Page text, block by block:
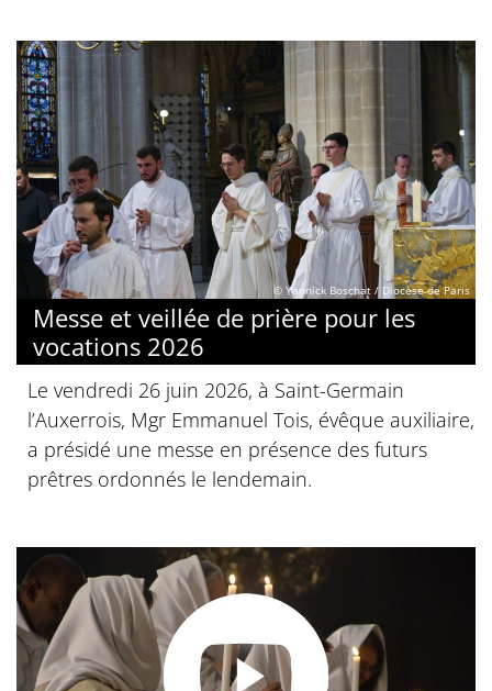
© Yannick Boschat / Diocèse de Paris
Messe et veillée de prière pour les
vocations 2026
Le vendredi 26 juin 2026, à Saint-Germain
l’Auxerrois, Mgr Emmanuel Tois, évêque auxiliaire,
a présidé une messe en présence des futurs
prêtres ordonnés le lendemain.